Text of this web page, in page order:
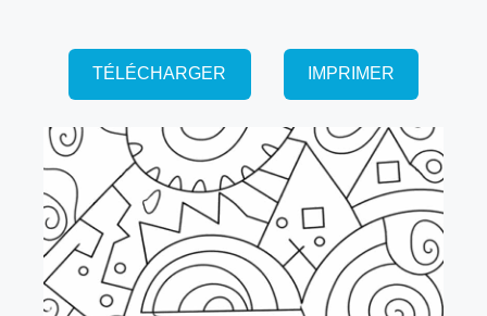
TÉLÉCHARGER IMPRIMER